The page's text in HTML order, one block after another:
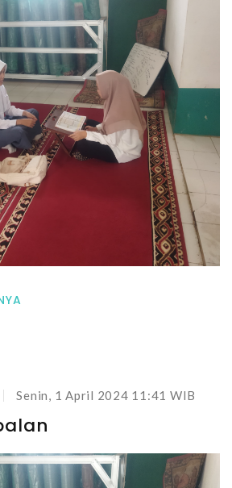
Senin, 1 April 2024 11:41 WIB